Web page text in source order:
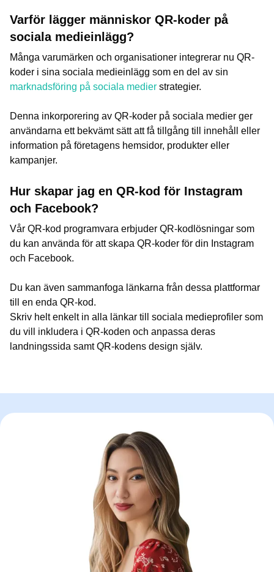
Varför lägger människor QR-koder på
sociala medieinlägg?
Många varumärken och organisationer integrerar nu QR-
koder i sina sociala medieinlägg som en del av sin
marknadsföring på sociala medier strategier.
Denna inkorporering av QR-koder på sociala medier ger
användarna ett bekvämt sätt att få tillgång till innehåll eller
information på företagens hemsidor, produkter eller
kampanjer.
Hur skapar jag en QR-kod för Instagram
och Facebook?
Vår QR-kod programvara erbjuder QR-kodlösningar som
du kan använda för att skapa QR-koder för din Instagram
och Facebook.
Du kan även sammanfoga länkarna från dessa plattformar
till en enda QR-kod.
Skriv helt enkelt in alla länkar till sociala medieprofiler som
du vill inkludera i QR-koden och anpassa deras
landningssida samt QR-kodens design själv.